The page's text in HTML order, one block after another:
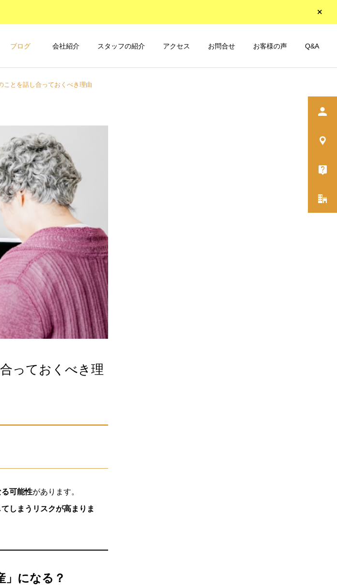
ブログ 会社紹介 スタッフの紹介 アクセス お問合せ お客様の声 Q&A
ことを話し合っておくべき理由
っておくべき理
可能性があります。
しまうリスクが高まりま
」になる？